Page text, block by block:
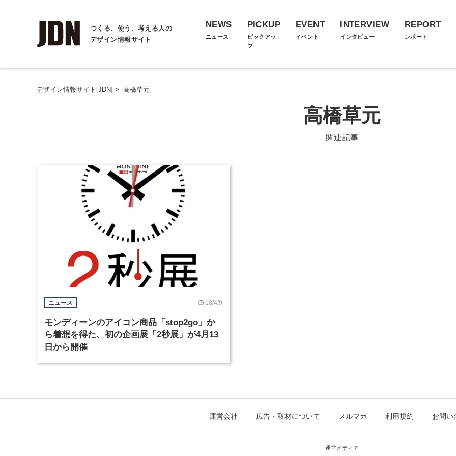
つくる、使う、考える人の
デザイン情報サイト
NEWS
ニュース
PICKUP
ピックアッ
プ
EVENT
イベント
INTERVIEW
インタビュー
REPORT
レポート
デザイン情報サイト[JDN] > 高橋草元
高橋草元
関連記事
ニュース 18/4/9
モンディーンのアイコン商品「stop2go」か
ら着想を得た、初の企画展「2秒展」が4月13
日から開催
運営会社 広告・取材について メルマガ 利用規約 お問い
運営メディア